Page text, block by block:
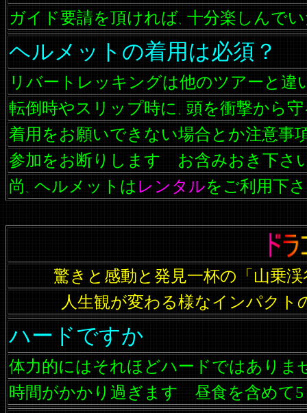
ガイド要請を頂ければ、 十分楽しんで
ヘルメットの着用は必須？
リバートレッキングは他のツアーと違
転倒時やスリップ時に 、 頭を衝撃から
着用をお願いできない場合とか注意事
参加をお断りします お含みおき下
尚 、 ヘルメットは レンタルをご利用下
驚きと感動と発見一杯の「山乗
人生観が変わる様なインパク
ハードですか
体力的にはそれほどハードではありま
時間がかかり過ぎます 昼食を含めて